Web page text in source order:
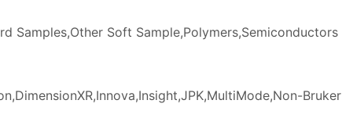
Samples,Other Soft Sample,Polymers,Semiconductors
Bruker